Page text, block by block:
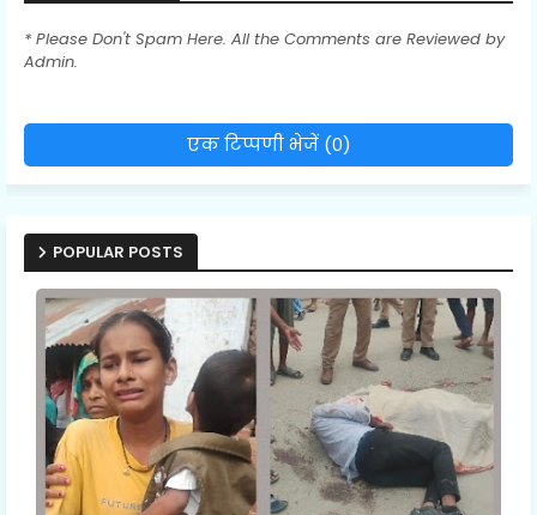
* Please Don't Spam Here. All the Comments are Reviewed by
Admin.
एक टिप्पणी भेजें (0)
POPULAR POSTS